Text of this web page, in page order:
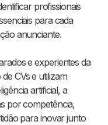
profissionais
para cada
anunciante.
e experientes da
CVs e utilizam
artificial, a
por competência,
para inovar junto